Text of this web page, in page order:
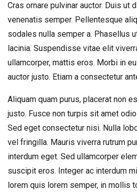
Cras ornare pulvinar auctor. Duis ut
venenatis semper. Pellentesque
sodales nulla semper a. Phasellus
lacinia. Suspendisse vitae elit
ullamcorper, mattis eros. Morbi in
auctor justo. Etiam a consectetur
Aliquam quam purus, placerat non
justo. Fusce non turpis sit amet
Sed eget consectetur nisi. Nulla
vel fringilla. Mauris viverra rutrum
interdum eget. Sed ullamcorper
suscipit eros. Integer ac interdum
lorem quis lorem semper, in mollis